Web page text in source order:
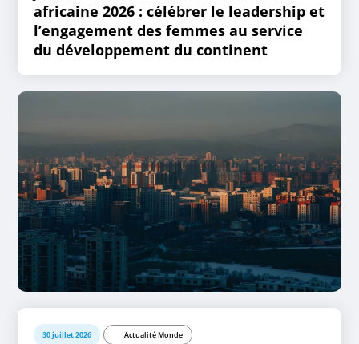
africaine 2026 : célébrer le leadership et
l’engagement des femmes au service
du développement du continent
30 juillet 2026 Actualité Monde